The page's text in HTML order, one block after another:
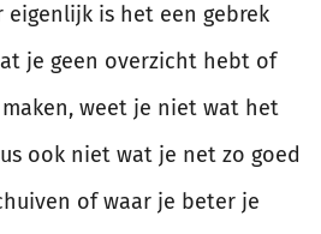
eigenlijk is het een gebrek
je geen overzicht hebt of
weet je niet wat het
ook niet wat je net zo goed
of waar je beter je